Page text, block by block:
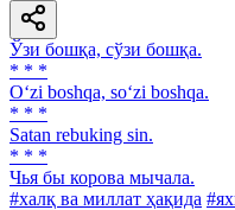
Ўзи бошқа, сўзи бошқа.
* * *
O‘zi boshqa, so‘zi boshqa.
* * *
Satan rebuking sin.
* * *
Чья бы корова мычала.
#халқ ва миллат ҳақида